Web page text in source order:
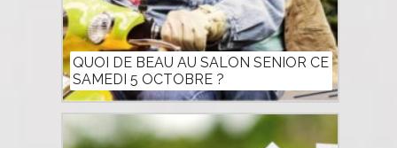
QUOI DE BEAU AU SALON SENIOR CE
SAMEDI 5 OCTOBRE ?